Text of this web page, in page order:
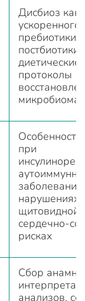
Дисбиоз как
ускоренного
пребиотики,
постбиотики,
диетические
протоколы
микробиома
при
нарушениях
щитовидной
сердечно-
рисках
Сбор
анализов,